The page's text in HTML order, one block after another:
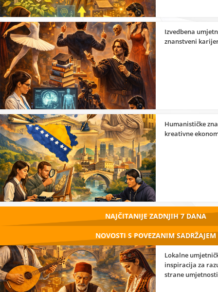
Izvedbena
znanstveni
Humanističke
kreativne
NAJČITANIJE ZADNJIH 7 DANA
NOVOSTI S POVEZANIM SADRŽAJEM
Lokalne
inspiracija za
strane umjetnosti